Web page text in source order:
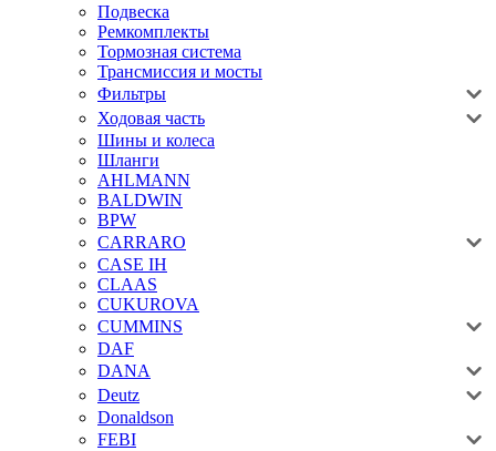
Подвеска
Ремкомплекты
Тормозная система
Трансмиссия и мосты
Фильтры
Ходовая часть
Шины и колеса
Шланги
AHLMANN
BALDWIN
BPW
CARRARO
CASE IH
CLAAS
CUKUROVA
CUMMINS
DAF
DANA
Deutz
Donaldson
FEBI